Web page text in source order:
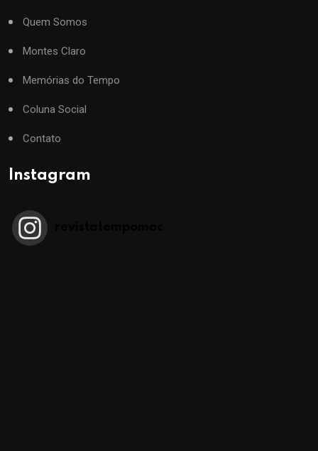
Quem Somos
Montes Claro
Memórias do Tempo
Coluna Social
Contato
Instagram